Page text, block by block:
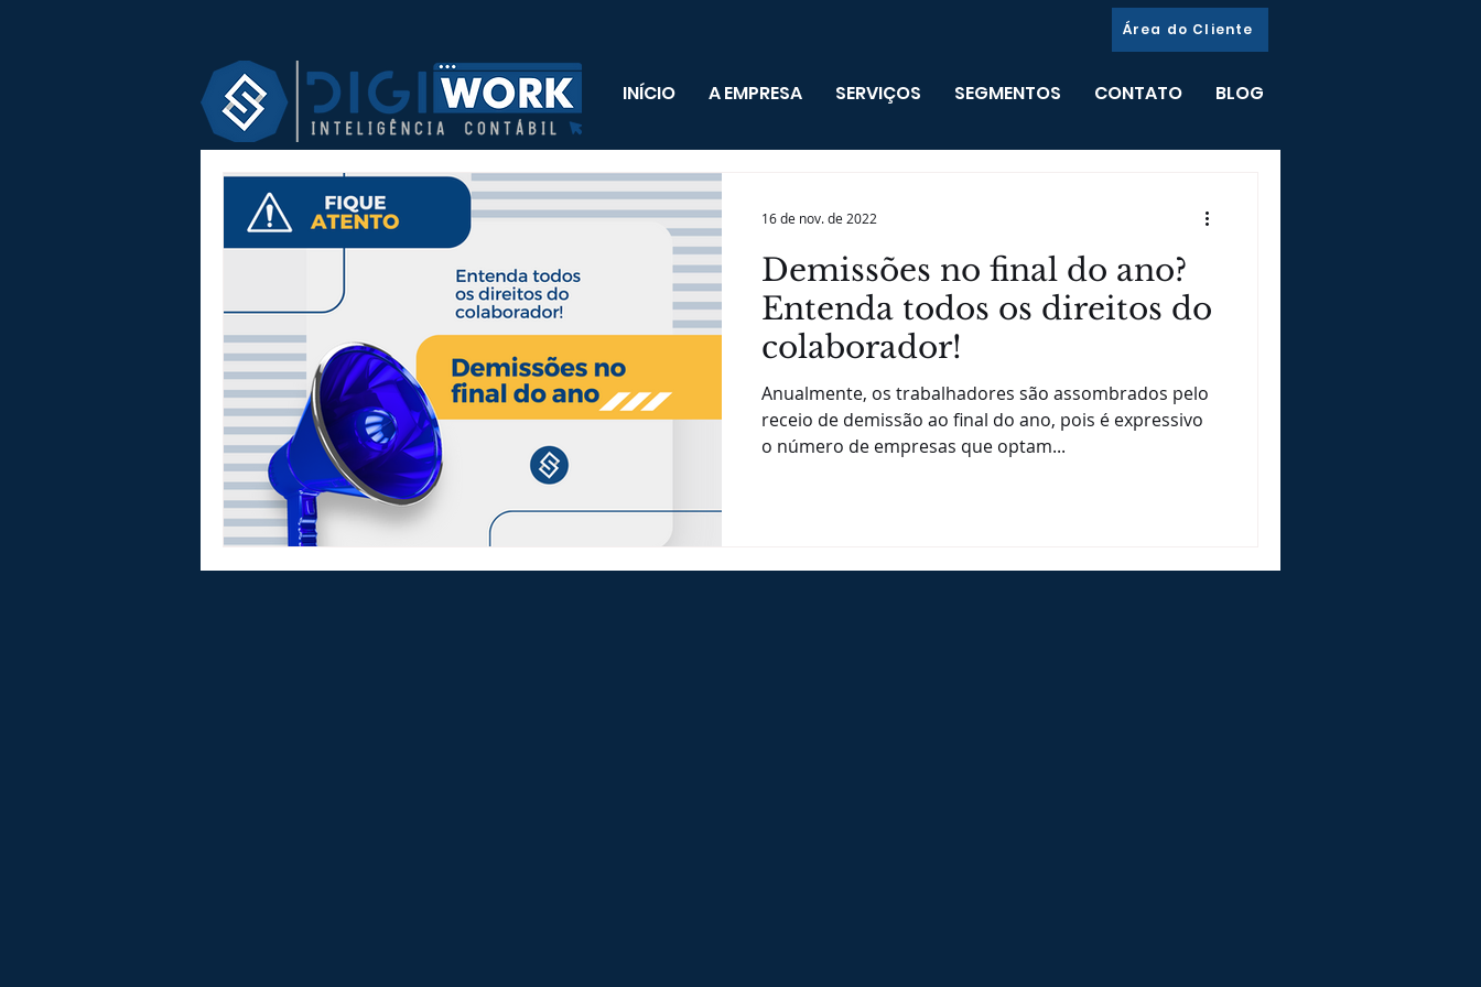
Área do Cliente
INÍCIO A EMPRESA SERVIÇOS SEGMENTOS CONTATO BLOG
Demissões no final do ano?
Entenda todos os direitos do
colaborador!
Anualmente, os trabalhadores são assombrados pelo
receio de demissão ao final do ano, pois é expressivo
o número de empresas que optam...
16 de nov. de 2022